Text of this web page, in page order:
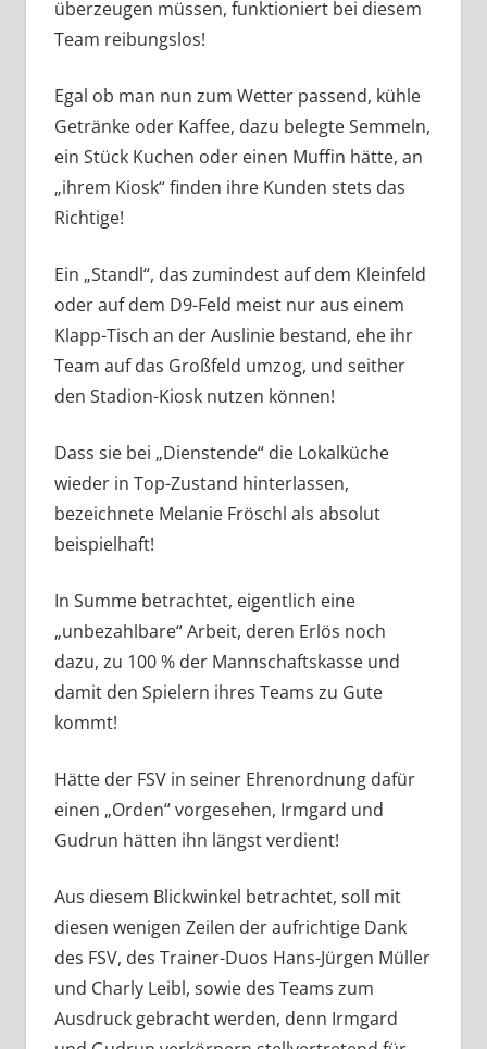
überzeugen müssen, funktioniert bei diesem
Team reibungslos!
Egal ob man nun zum Wetter passend, kühle
Getränke oder Kaffee, dazu belegte Semmeln,
ein Stück Kuchen oder einen Muffin hätte, an
„ihrem Kiosk“ finden ihre Kunden stets das
Richtige!
Ein „Standl“, das zumindest auf dem Kleinfeld
oder auf dem D9-Feld meist nur aus einem
Klapp-Tisch an der Auslinie bestand, ehe ihr
Team auf das Großfeld umzog, und seither
den Stadion-Kiosk nutzen können!
Dass sie bei „Dienstende“ die Lokalküche
wieder in Top-Zustand hinterlassen,
bezeichnete Melanie Fröschl als absolut
beispielhaft!
In Summe betrachtet, eigentlich eine
„unbezahlbare“ Arbeit, deren Erlös noch
dazu, zu 100 % der Mannschaftskasse und
damit den Spielern ihres Teams zu Gute
kommt!
Hätte der FSV in seiner Ehrenordnung dafür
einen „Orden“ vorgesehen, Irmgard und
Gudrun hätten ihn längst verdient!
Aus diesem Blickwinkel betrachtet, soll mit
diesen wenigen Zeilen der aufrichtige Dank
des FSV, des Trainer-Duos Hans-Jürgen Müller
und Charly Leibl, sowie des Teams zum
Ausdruck gebracht werden, denn Irmgard